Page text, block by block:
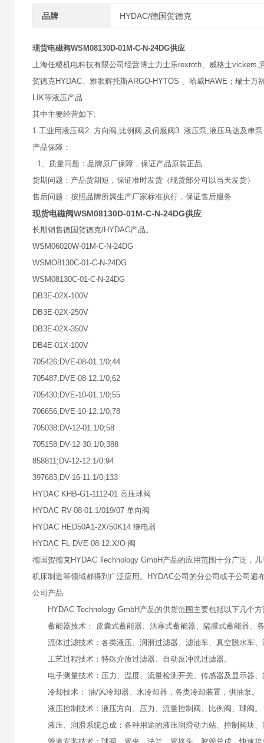
品牌 HYDAC/德国贺德克
现货电磁阀WSM08130D-01M-C-N-24DG供应
上海任稷机电科技有限公司经营博士力士乐rexroth、威格士
贺德克HYDAC、雅歌辉托斯ARGO-HYTOS 、哈威HAWE；瑞士
LIK等液压产品.
其中主要经营如下:
1.工业用液压阀2. 方向阀,比例阀,及伺服阀3. 液压泵,液压马达及串
产品保障：
1、质量问题：品牌原厂保障，保证产品原装正品
货期问题：产品货期短，保证准时发货（现货部分可以当天发货）
售后问题：按照品牌所属生产厂家标准执行，保证售后服务
现货电磁阀WSM08130D-01M-C-N-24DG供应
长期销售德国贺德克/HYDAC产品。
WSM06020W-01M-C-N-24DG
WSMO8130C-01-C-N-24DG
WSM08130C-01-C-N-24DG
DB3E-02X-100V
DB3E-02X-250V
DB3E-02X-350V
DB4E-01X-100V
705426;DVE-08-01.1/0;44
705487;DVE-08-12.1/0;62
705430;DVE-10-01.1/0;55
706656;DVE-10-12.1/0;78
705038;DV-12-01.1/0;58
705158;DV-12-30.1/0;388
858811;DV-12-12.1/0;94
397683;DV-16-11.1/0;133
HYDAC KHB-G1-1112-01 高压球阀
HYDAC RV-08-01.1/019/07 单向阀
HYDAC HED50A1-2X/50K14 继电器
HYDAC FL-DVE-08-12.X/O 阀
德国贺德克HYDAC Technology GmbH产品的应用范围十分广泛，
机床制造等领域都得到广泛应用。HYDAC公司的分公司或子公司遍
公司产品
HYDAC Technology GmbH产品的供货范围主要包括以下几个
蓄能器技术： 皮囊式蓄能器、活塞式蓄能器、隔膜式蓄能器、
流体过滤技术：各类液压、润滑过滤器、滤油车、真空脱水车
工艺过程技术：特殊介质过滤器、自动反冲洗过滤器。
电子测量技术：压力、温度、流量检测开关、传感器及显示器
冷却技术： 油/风冷却器、水冷却器，各类冷却装置，供油泵。
液压控制技术：液压方向、压力、流量控制阀、比例阀、球阀。
液压、润滑系统总成：各种用途的液压润滑动力站、控制阀块